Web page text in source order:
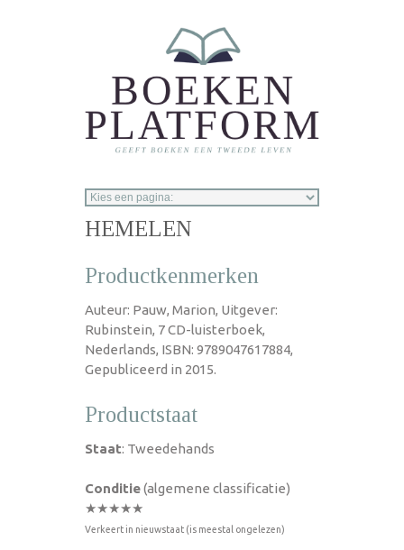
HEMELEN
Productkenmerken
Auteur: Pauw, Marion, Uitgever:
Rubinstein, 7 CD-luisterboek,
Nederlands, ISBN: 9789047617884,
Gepubliceerd in 2015.
Productstaat
Staat: Tweedehands
Conditie(algemene classificatie)
★★★★★
Verkeert in nieuwstaat (is meestal ongelezen)